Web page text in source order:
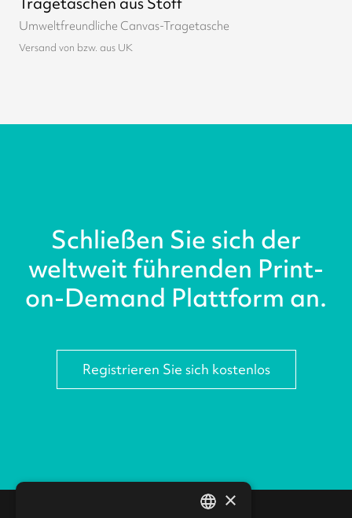
Umweltfreundliche Canvas-Tragetasche
Versand von bzw. aus UK
Schließen Sie sich der
weltweit führenden Print-
on-Demand Plattform an.
Registrieren Sie sich kostenlos
×